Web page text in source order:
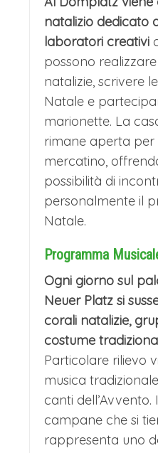
natalizio dedicato
laboratori creativi
possono
natalizie, scrivere
Natale e
marionette. La
rimane aperta
mercatino,
possibilità di
personalmente il
Natale.
Programma
Ogni giorno sul
Neuer Platz si
corali natalizie,
costume
Particolare rilievo
musica
canti
campane che si
rappresenta uno